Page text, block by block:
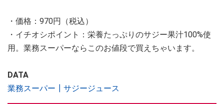
・価格：970円（税込）
・イチオシポイント：栄養たっぷりのサジー果汁100%使
用。業務スーパーならこのお値段で買えちゃいます。
DATA
業務スーパー┃サジージュース